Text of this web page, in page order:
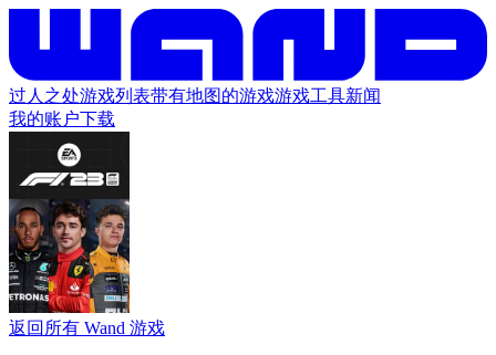
过人之处游戏列表带有地图的游戏游戏工具新闻
我的账户下载
返回所有 Wand 游戏